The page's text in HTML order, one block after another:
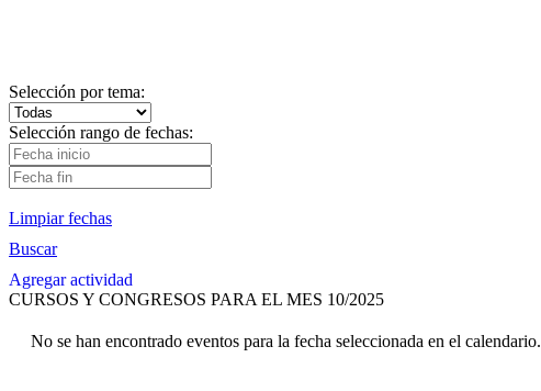
Selección por tema:
Selección rango de fechas:
Limpiar fechas
Buscar
Agregar actividad
CURSOS Y CONGRESOS PARA EL MES 10/2025
No se han encontrado eventos para la fecha seleccionada en el calendario.